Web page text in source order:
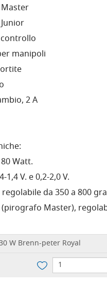
manipoli
2 A
Watt.
1,4 V. e 0,2-2,0 V.
da 350 a 800
(pirografo Master),
W Brenn-peter Royal